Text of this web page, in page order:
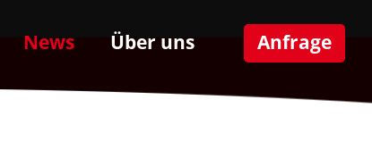
News Über uns Anfrage